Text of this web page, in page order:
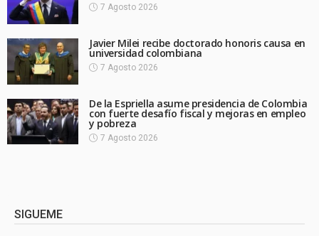
7 Agosto 2026
Javier Milei recibe doctorado honoris causa en
universidad colombiana
7 Agosto 2026
De la Espriella asume presidencia de Colombia
con fuerte desafío fiscal y mejoras en empleo
y pobreza
7 Agosto 2026
SIGUEME